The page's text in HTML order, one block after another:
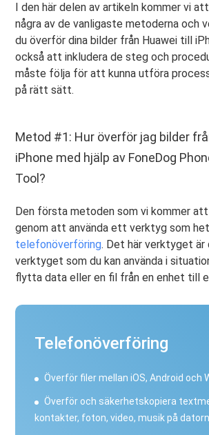
I den här delen av artikeln kommer vi
några av de vanligaste metoderna och
du överför dina bilder från Huawei till
också att inkludera de steg och
måste följa för att kunna utföra
på rätt sätt.
Metod #1: Hur överför jag bilder
iPhone med hjälp av FoneDog
Tool?
Den första metoden som vi kommer
genom att använda ett verktyg som
telefonöverföring. Det här verktyget
verktyget som du kan använda i
flytta data eller en fil från en enhet till
Telefonöverföring
Överför filer mellan iOS, Android och
Överför och säkerhetskopiera
kontakter, foton, video, musik på